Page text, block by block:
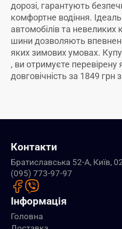
дорозі, гарантують
комфортне водіння.
автомобілів та невеликих
шини дозволяють
яких зимових умовах.
, ви отримуєте перевірену
довговічність за 1849 грн
Контакти
Братиславська 52-А, Київ,
(095) 773-97-97
Інформація
Головна